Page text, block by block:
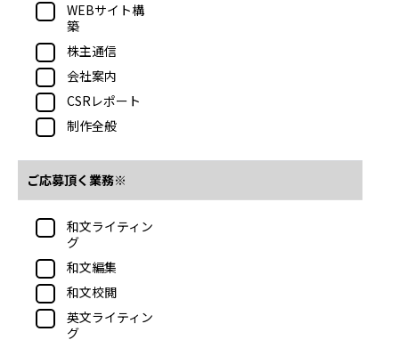
WEBサイト構
築
株主通信
会社案内
CSRレポート
制作全般
ご応募頂く業務※
和文ライティン
グ
和文編集
和文校閲
英文ライティン
グ